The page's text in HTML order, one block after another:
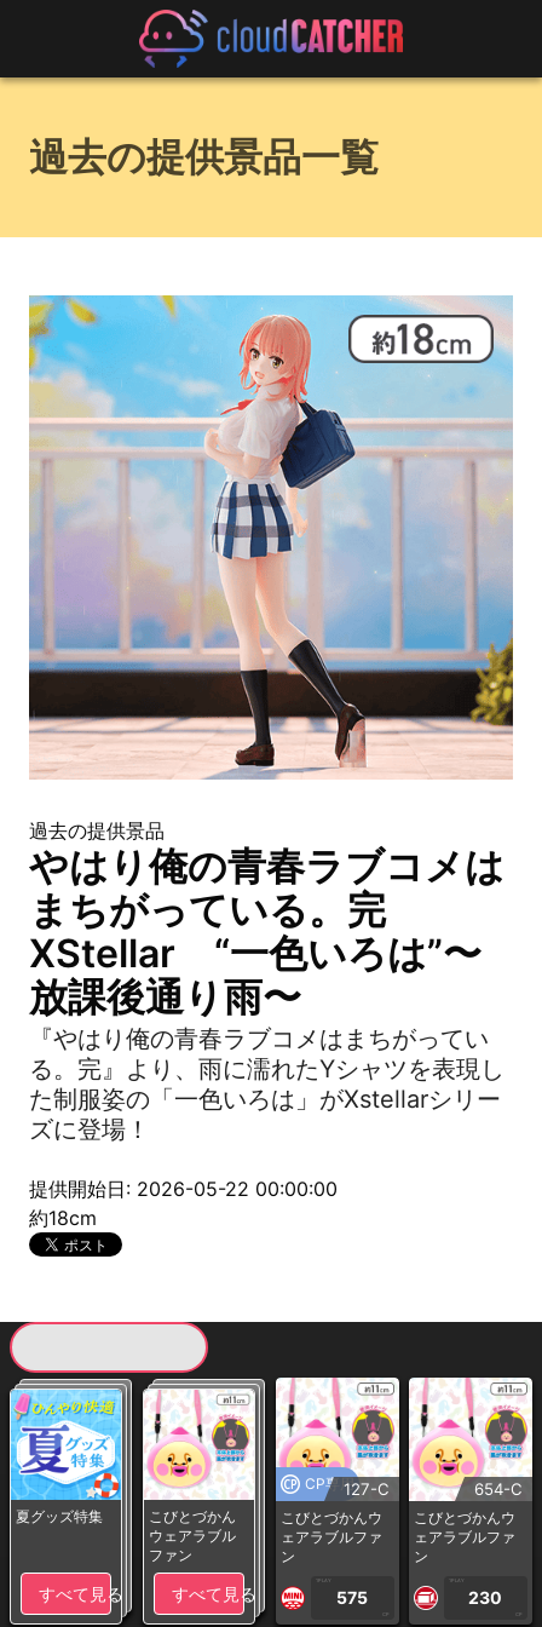
過去の提供景品一覧
過去の提供景品
やはり俺の青春ラブコメは
まちがっている。完
XStellar “一色いろは”〜
放課後通り雨〜
『やはり俺の青春ラブコメはまちがってい
る。完』より、雨に濡れたYシャツを表現し
た制服姿の「一色いろは」がXstellarシリー
ズに登場！
提供開始日: 2026-05-22 00:00:00
約18cm
夏グッズ特集
すべて見る
こびとづかん
ウェアラブル
ファン
すべて見る
CP専用127-C
こびとづかんウ
ェアラブルファ
ン
1PLAY
575
CP
654-C
こびとづかんウ
ェアラブルファ
ン
1PLAY
230
CP